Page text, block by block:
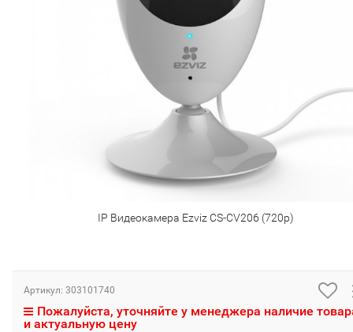
IP Видеокамера Ezviz CS-CV206 (720p)
Артикул: 303101740
Пожалуйста, уточняйте у менеджера наличие
и актуальную цену